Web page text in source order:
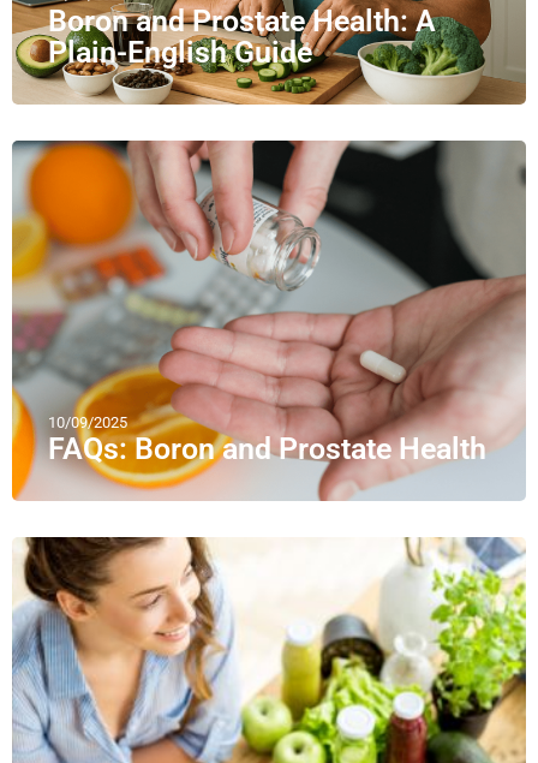
Boron and Prostate Health: A
Plain-English Guide
10/09/2025
FAQs: Boron and Prostate Health